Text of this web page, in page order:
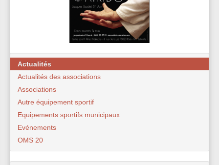
Actualités
Actualités des associations
Associations
Autre équipement sportif
Equipements sportifs municipaux
Evénements
OMS 20